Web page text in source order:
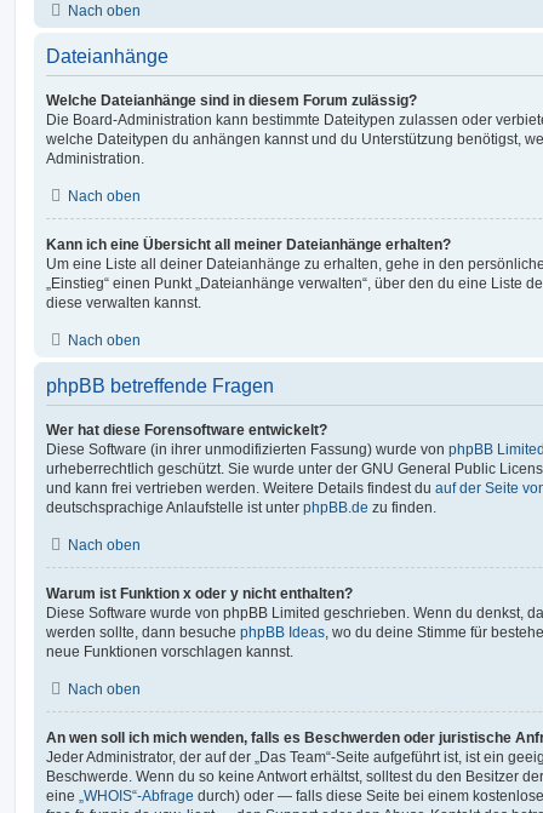
Nach oben
Dateianhänge
Welche Dateianhänge sind in diesem Forum zulässig?
Die Board-Administration kann bestimmte Dateitypen zulassen oder
welche Dateitypen du anhängen kannst und du Unterstützung benötigst,
Administration.
Nach oben
Kann ich eine Übersicht all meiner Dateianhänge erhalten?
Um eine Liste all deiner Dateianhänge zu erhalten, gehe in den
„Einstieg“ einen Punkt „Dateianhänge verwalten“, über den du eine Liste
diese verwalten kannst.
Nach oben
phpBB betreffende Fragen
Wer hat diese Forensoftware entwickelt?
Diese Software (in ihrer unmodifizierten Fassung) wurde von phpBB
urheberrechtlich geschützt. Sie wurde unter der GNU General Public
und kann frei vertrieben werden. Weitere Details findest du auf der Seite
deutschsprachige Anlaufstelle ist unter phpBB.de zu finden.
Nach oben
Warum ist Funktion x oder y nicht enthalten?
Diese Software wurde von phpBB Limited geschrieben. Wenn du denkst,
werden sollte, dann besuche phpBB Ideas , wo du deine Stimme für
neue Funktionen vorschlagen kannst.
Nach oben
An wen soll ich mich wenden, falls es Beschwerden oder juristische
Jeder Administrator, der auf der „Das Team“-Seite aufgeführt ist, ist ein
Beschwerde. Wenn du so keine Antwort erhältst, solltest du den Besitzer
eine „WHOIS“-Abfrage durch) oder — falls diese Seite bei einem